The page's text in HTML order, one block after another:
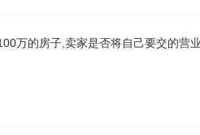
万的房子,卖家是否将自己要交的营